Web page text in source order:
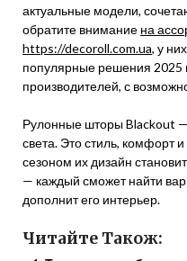
актуальные модели,
обратите внимание на
https://decoroll.com.ua, у
популярные решения 2025
производителей, с
Рулонные шторы Blackout
света. Это стиль, комфорт
сезоном их дизайн
— каждый сможет найти
дополнит его интерьер.
Читайте Також: